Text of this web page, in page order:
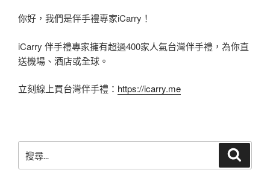
你好，我們是伴手禮專家iCarry！
iCarry 伴手禮專家擁有超過400家人氣台灣伴手禮，為你直
送機場、酒店或全球。
立刻線上買台灣伴手禮： https://icarry.me
尋